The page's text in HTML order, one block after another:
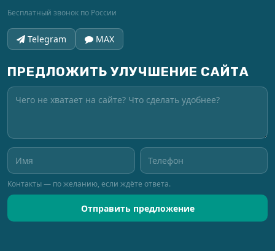
Бесплатный звонок по России
Telegram MAX
ПРЕДЛОЖИТЬ УЛУЧШЕНИЕ САЙТА
Контакты — по желанию, если ждёте ответа.
Отправить предложение